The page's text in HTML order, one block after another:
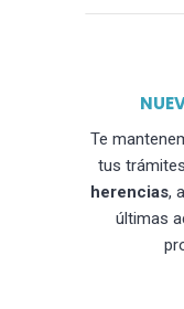
Te
tus
herencias,
últimas